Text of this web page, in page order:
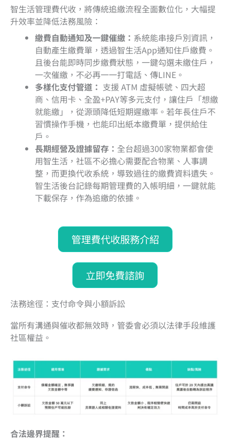
智生活管理費代收，將傳統追繳流程全面數位化，大幅提
升效率並降低法務風險：
繳費自動通知及一鍵催繳： 系統能串接戶別資訊，
自動產生繳費單，透過智生活App通知住戶繳費。
且後台能即時同步繳費狀態，一鍵勾選未繳住戶，
一次催繳，不必再一一打電話、傳LINE。
多樣化支付管道： 支援 ATM 虛擬帳號、四大超
商、信用卡、全盈+PAY等多元支付，讓住戶「想繳
就能繳」，從源頭降低短期遲繳率。若年長住戶不
習慣操作手機，也能印出紙本繳費單，提供給住
戶。
長期經營及證據留存： 全台超過300家物業都會使
用智生活，社區不必擔心需要配合物業、人事調
整，而更換代收系統，導致過往的繳費資料遺失。
智生活後台記錄每期管理費的入帳明細，一鍵就能
下載保存，作為追繳的依據。
管理費代收服務介紹
立即免費諮詢
法務途徑：支付命令與小額訴訟
當所有溝通與催收都無效時，管委會必須以法律手段維護
社區權益。
合法邊界提醒：